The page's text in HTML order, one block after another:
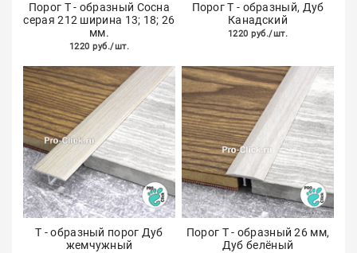
Порог Т - образный Сосна
серая 212 ширина 13; 18; 26
мм.
1220 руб./шт.
Порог Т - образный, Дуб
Канадский
1220 руб./шт.
Т - образный порог Дуб
жемчужный
Порог Т - образный 26 мм,
Дуб белёный